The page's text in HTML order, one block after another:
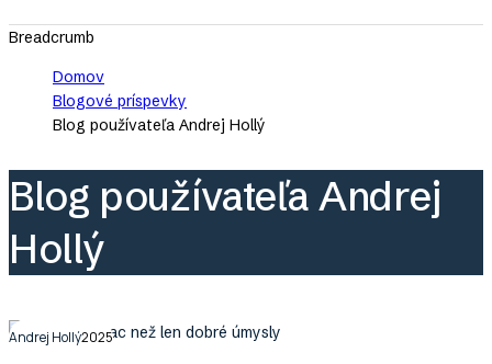
Breadcrumb
Domov
Blogové príspevky
Blog používateľa Andrej Hollý
Blog používateľa Andrej
Hollý
06. Máj 2025
Andrej Hollý